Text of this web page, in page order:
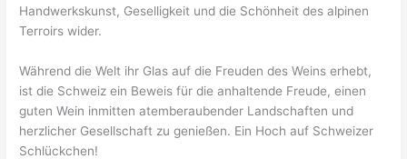
Handwerkskunst, Geselligkeit und die Schönheit des alpinen
Terroirs wider.
Während die Welt ihr Glas auf die Freuden des Weins erhebt,
ist die Schweiz ein Beweis für die anhaltende Freude, einen
guten Wein inmitten atemberaubender Landschaften und
herzlicher Gesellschaft zu genießen. Ein Hoch auf Schweizer
Schlückchen!